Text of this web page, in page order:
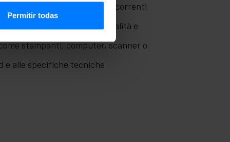
Permitir todas
di determinate frequenze di correnti
che richiedono buona qualità e
stampanti, computer, scanner o
e alle specifiche tecniche